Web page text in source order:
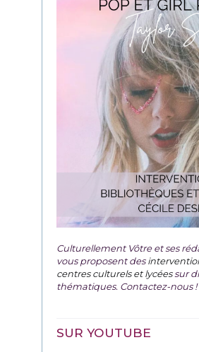
Culturellement Vôtre et ses
vous proposent des
centres culturels et lycéessur
thématiques. Contactez-nous !
SUR YOUTUBE